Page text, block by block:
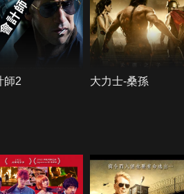
師2 大力士-桑孫